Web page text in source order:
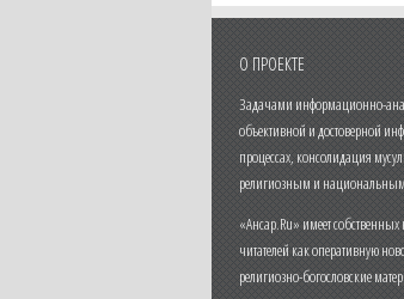
О ПРОЕКТЕ
Задачами информационно-
объективной и достоверной
процессах, консолидация
религиозным и
«Ансар.Ru» имеет
читателей как оперативную
религиозно-богословские